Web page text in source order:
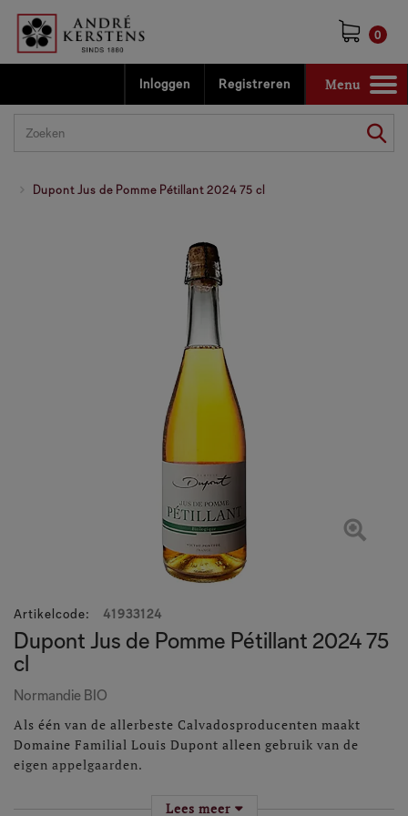
0
Inloggen Registreren
Toggle
navigation
Menu
Dupont Jus de Pomme Pétillant 2024 75 cl
Artikelcode: 41933124
Dupont Jus de Pomme Pétillant 2024 75
cl
Normandie BIO
Als één van de allerbeste Calvadosproducenten maakt
Domaine Familial Louis Dupont alleen gebruik van de
eigen appelgaarden.
Van de appelsoorten zijn sommige zoet (Rouge Duret),
Lees meer